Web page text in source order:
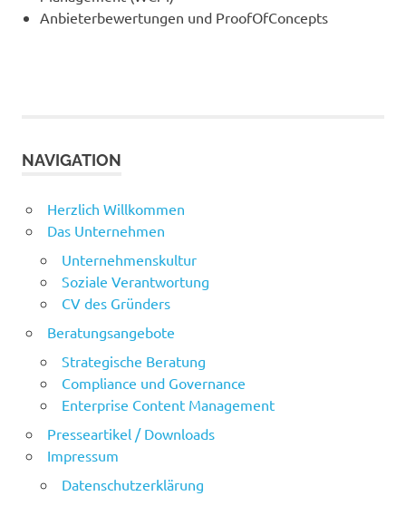
Anbieterbewertungen und ProofOfConcepts
NAVIGATION
Herzlich Willkommen
Das Unternehmen
Unternehmenskultur
Soziale Verantwortung
CV des Gründers
Beratungsangebote
Strategische Beratung
Compliance und Governance
Enterprise Content Management
Presseartikel / Downloads
Impressum
Datenschutzerklärung